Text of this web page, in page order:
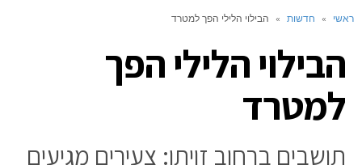
ראשי » חדשות » הבילוי הלילי הפך למטרד
הבילוי הלילי הפך
למטרד
תושבים ברחוב זויתן: צעירים מגיעים